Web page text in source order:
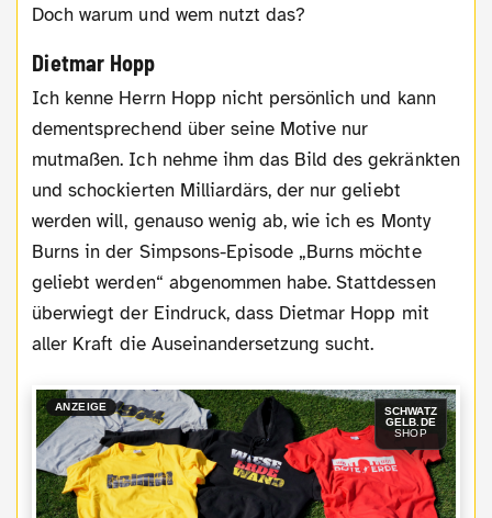
Doch warum und wem nutzt das?
Dietmar Hopp
Ich kenne Herrn Hopp nicht persönlich und kann
dementsprechend über seine Motive nur
mutmaßen. Ich nehme ihm das Bild des gekränkten
und schockierten Milliardärs, der nur geliebt
werden will, genauso wenig ab, wie ich es Monty
Burns in der Simpsons-Episode „Burns möchte
geliebt werden“ abgenommen habe. Stattdessen
überwiegt der Eindruck, dass Dietmar Hopp mit
aller Kraft die Auseinandersetzung sucht.
ANZEIGE
SCHWATZ
GELB.DE
SHOP